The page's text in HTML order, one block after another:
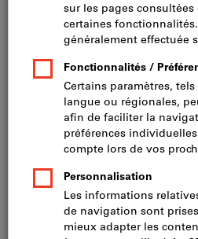
Prix par 1 Unité
TVA incluse Prix et frais de livraison
Prix HT CHF 82.60
Taille de confection DE:
48 50 52